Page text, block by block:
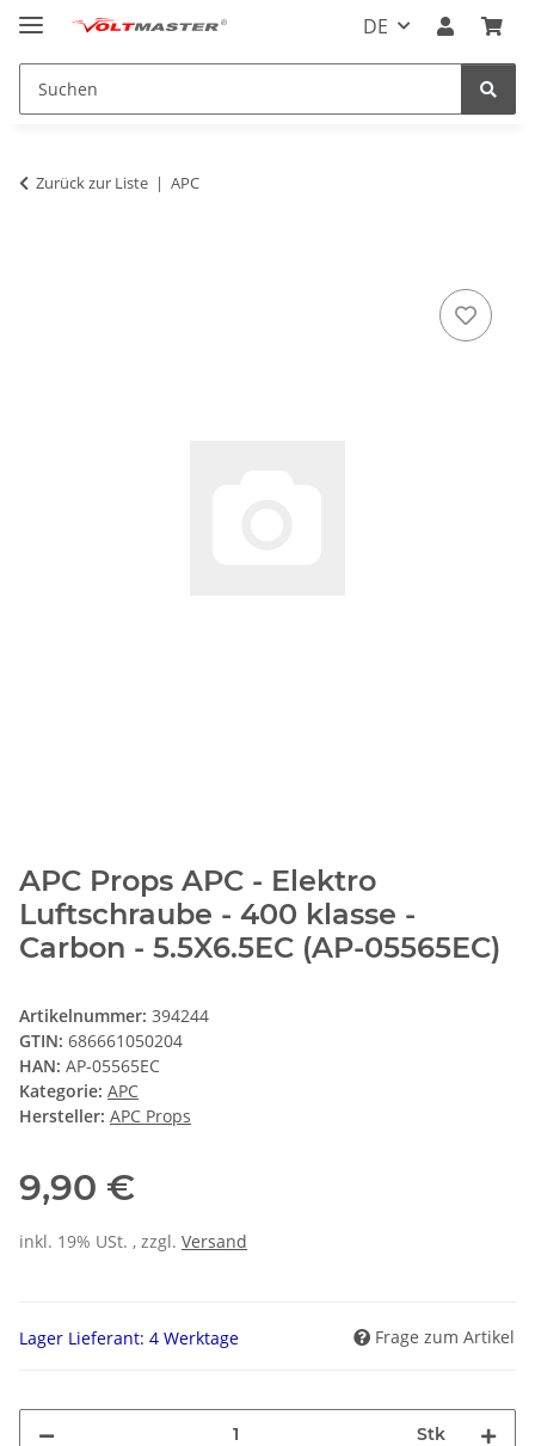
DE
Zurück zur Liste APC
APC Props APC - Elektro
Luftschraube - 400 klasse -
Carbon - 5.5X6.5EC (AP-05565EC)
Artikelnummer: 394244
GTIN: 686661050204
HAN: AP-05565EC
Kategorie: APC
Hersteller: APC Props
9,90 €
inkl. 19% USt. , zzgl. Versand
Lager Lieferant: 4 Werktage Frage zum Artikel
Stk